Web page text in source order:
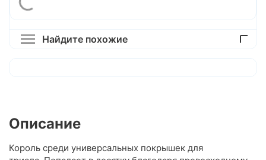
Найдите похожие
Описание
Король среди универсальных покрышек для